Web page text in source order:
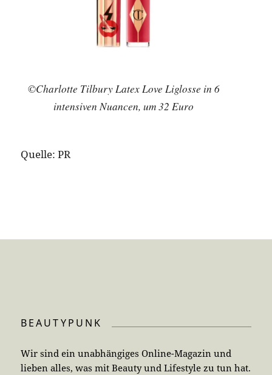
©Charlotte Tilbury Latex Love Liglosse in 6
intensiven Nuancen, um 32 Euro
Quelle: PR
BEAUTYPUNK
Wir sind ein unabhängiges Online-Magazin und
lieben alles, was mit Beauty und Lifestyle zu tun hat.